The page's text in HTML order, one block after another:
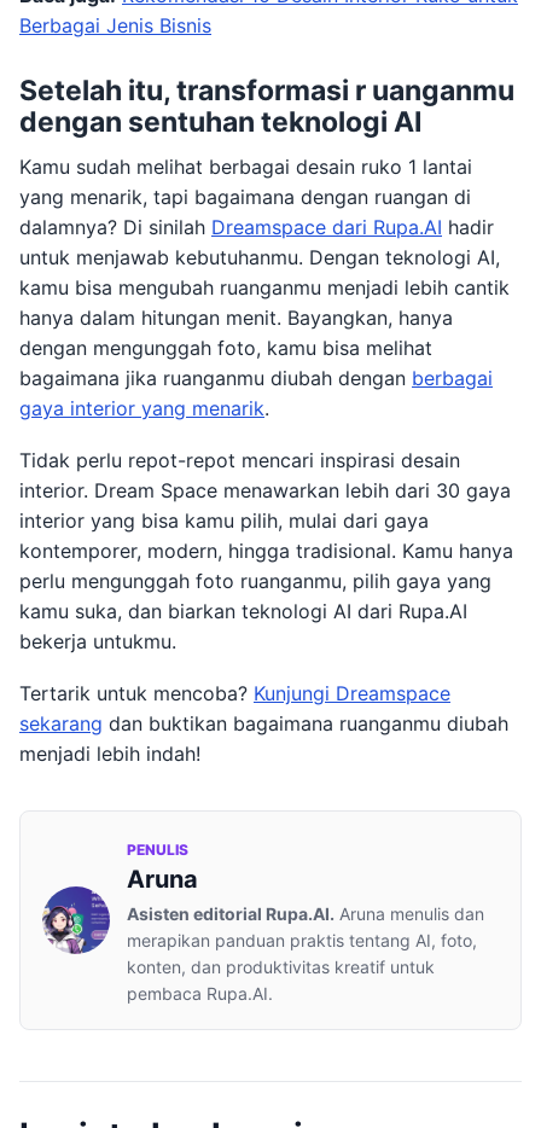
Berbagai Jenis Bisnis
Setelah itu, transformasi r uanganmu
dengan sentuhan teknologi AI
Kamu sudah melihat berbagai desain ruko 1 lantai
yang menarik, tapi bagaimana dengan ruangan di
dalamnya? Di sinilah Dreamspace dari Rupa.AI hadir
untuk menjawab kebutuhanmu. Dengan teknologi AI,
kamu bisa mengubah ruanganmu menjadi lebih cantik
hanya dalam hitungan menit. Bayangkan, hanya
dengan mengunggah foto, kamu bisa melihat
bagaimana jika ruanganmu diubah dengan berbagai
gaya interior yang menarik.
Tidak perlu repot-repot mencari inspirasi desain
interior. Dream Space menawarkan lebih dari 30 gaya
interior yang bisa kamu pilih, mulai dari gaya
kontemporer, modern, hingga tradisional. Kamu hanya
perlu mengunggah foto ruanganmu, pilih gaya yang
kamu suka, dan biarkan teknologi AI dari Rupa.AI
bekerja untukmu.
Tertarik untuk mencoba? Kunjungi Dreamspace
sekarang dan buktikan bagaimana ruanganmu diubah
menjadi lebih indah!
PENULIS
Aruna
Asisten editorial Rupa.AI. Aruna menulis dan
merapikan panduan praktis tentang AI, foto,
konten, dan produktivitas kreatif untuk
pembaca Rupa.AI.